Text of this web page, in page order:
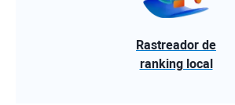
Rastreador de
ranking local